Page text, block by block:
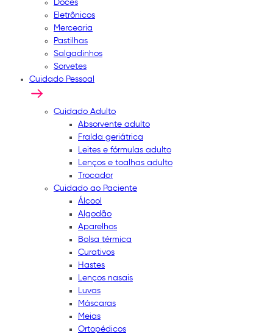
Doces
Eletrônicos
Mercearia
Pastilhas
Salgadinhos
Sorvetes
Cuidado Pessoal
Cuidado Adulto
Absorvente adulto
Fralda geriátrica
Leites e fórmulas adulto
Lenços e toalhas adulto
Trocador
Cuidado ao Paciente
Álcool
Algodão
Aparelhos
Bolsa térmica
Curativos
Hastes
Lenços nasais
Luvas
Máscaras
Meias
Ortopédicos